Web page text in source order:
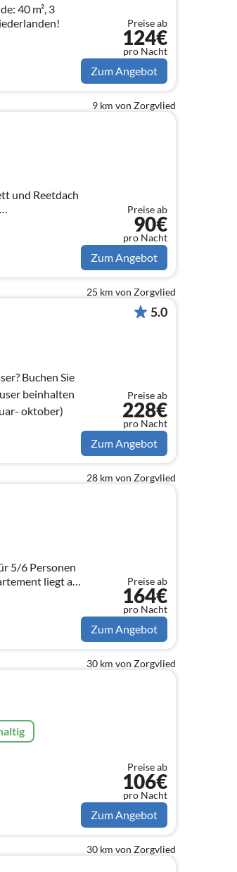
40 m², 3
Preise ab
124€
pro Nacht
Zum Angebot
9 km von Zorgvlied
und Reetdach
Preise ab
90€
pro Nacht
Zum Angebot
25 km von Zorgvlied
Buchen Sie
beinhalten
oktober)
5.0
Preise ab
228€
pro Nacht
Zum Angebot
28 km von Zorgvlied
5/6 Personen
Preise ab
164€
pro Nacht
Zum Angebot
30 km von Zorgvlied
Preise ab
106€
pro Nacht
Zum Angebot
30 km von Zorgvlied